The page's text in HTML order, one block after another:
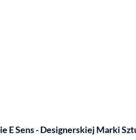
E Sens - Designerskiej Marki